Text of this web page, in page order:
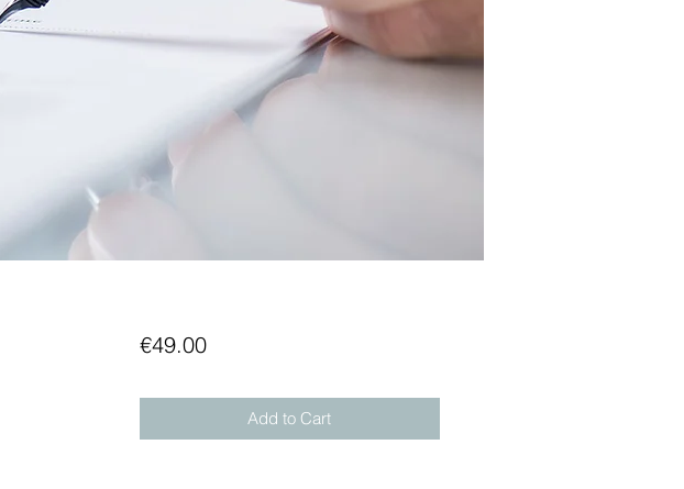
€49.00Price
Add to Cart